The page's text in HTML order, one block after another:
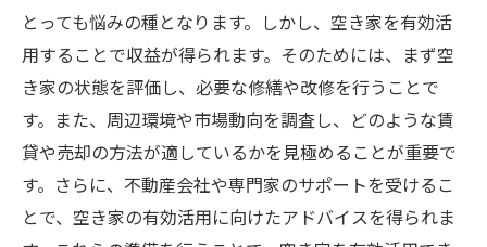
とっても悩みの種となります。しかし、空き家を有効活
用することで収益が得られます。そのためには、まず空
き家の状態を評価し、必要な修繕や改修を行うことで
す。また、周辺環境や市場動向を調査し、どのような賃
貸や売却の方法が適しているかを見極めることが重要で
す。さらに、不動産会社や専門家のサポートを受けるこ
とで、空き家の有効活用に向けたアドバイスを得られま